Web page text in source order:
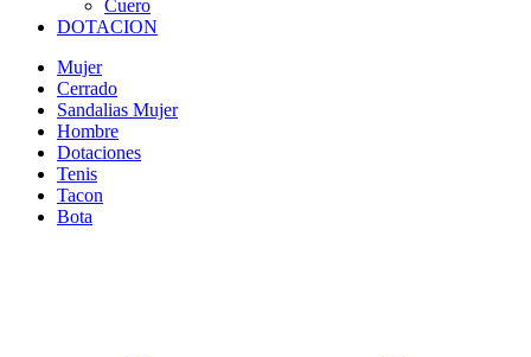
Cuero
DOTACION
Mujer
Cerrado
Sandalias Mujer
Hombre
Dotaciones
Tenis
Tacon
Bota